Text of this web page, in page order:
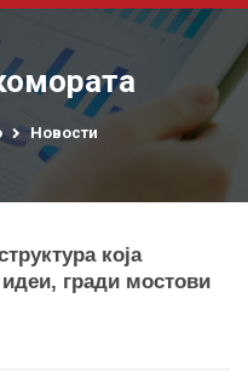
Новости
која
гради мостови